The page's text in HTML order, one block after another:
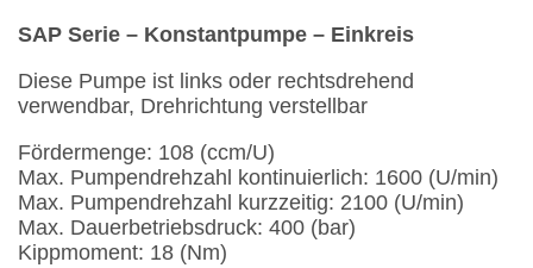
SAP Serie – Konstantpumpe – Einkreis
Diese Pumpe ist links oder rechtsdrehend
verwendbar, Drehrichtung verstellbar
Fördermenge: 108 (ccm/U)
Max. Pumpendrehzahl kontinuierlich: 1600 (U/min)
Max. Pumpendrehzahl kurzzeitig: 2100 (U/min)
Max. Dauerbetriebsdruck: 400 (bar)
Kippmoment: 18 (Nm)